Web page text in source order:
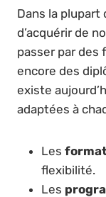
Dans la plupart
d’acquérir de
passer par des
encore des
existe
adaptées à
Les
flexibilité.
Les